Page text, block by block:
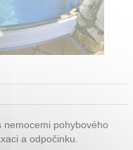
nemocemi pohybového
a odpočinku.